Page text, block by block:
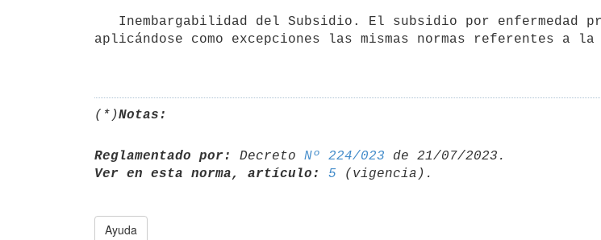
aplicándose como excepciones las mismas normas referentes a
(*)Notas:
Reglamentado por: Decreto Nº 224/023
Ver en esta norma, artículo:
5
Ayuda